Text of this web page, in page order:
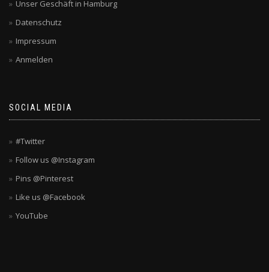
Unser Geschäft in Hamburg
Datenschutz
Impressum
Anmelden
SOCIAL MEDIA
#Twitter
Follow us @Instagram
Pins @Pinterest
Like us @Facebook
YouTube